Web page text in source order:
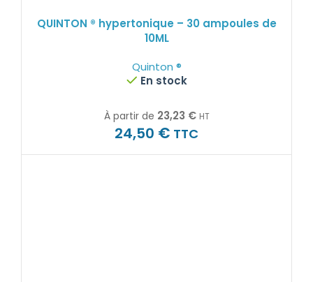
QUINTON ® hypertonique – 30 ampoules de
10ML
Quinton ®
En stock
À partir de 23,23 € HT
24,50 € TTC